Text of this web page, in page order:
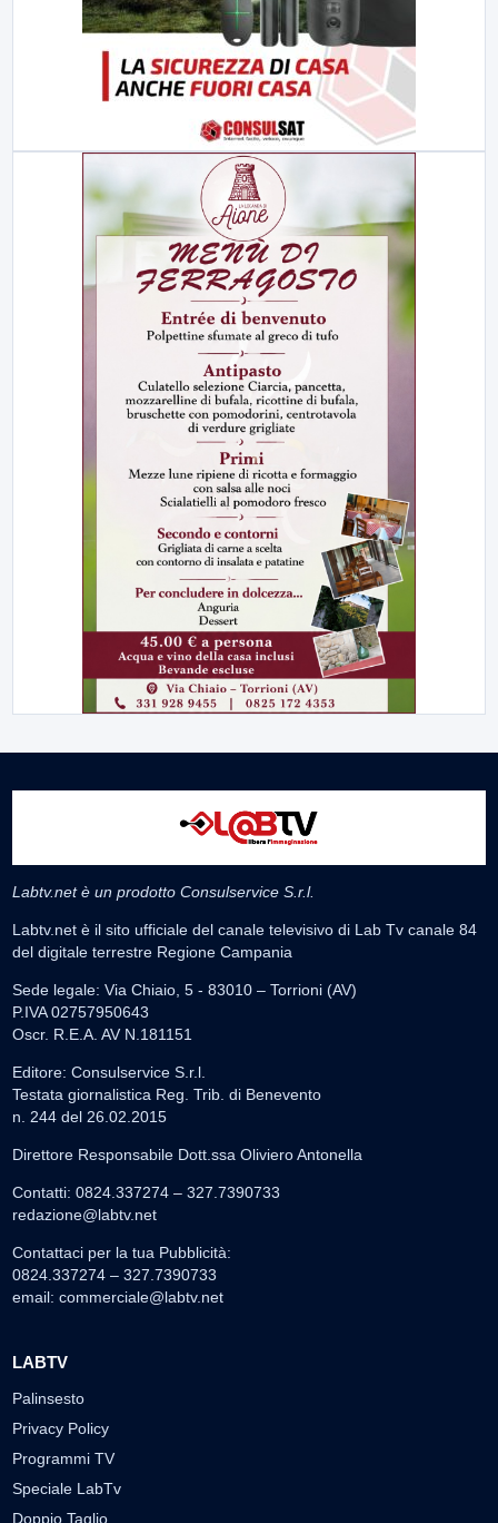
Labtv.net è un prodotto Consulservice S.r.l.
Labtv.net è il sito ufficiale del canale televisivo di Lab Tv canale 84
del digitale terrestre Regione Campania
Sede legale: Via Chiaio, 5 - 83010 – Torrioni (AV)
P.IVA 02757950643
Oscr. R.E.A. AV N.181151
Editore: Consulservice S.r.l.
Testata giornalistica Reg. Trib. di Benevento
n. 244 del 26.02.2015
Direttore Responsabile Dott.ssa Oliviero Antonella
Contatti: 0824.337274 – 327.7390733
redazione@labtv.net
Contattaci per la tua Pubblicità:
0824.337274 – 327.7390733
email: commerciale@labtv.net
LABTV
Palinsesto
Privacy Policy
Programmi TV
Speciale LabTv
Doppio Taglio